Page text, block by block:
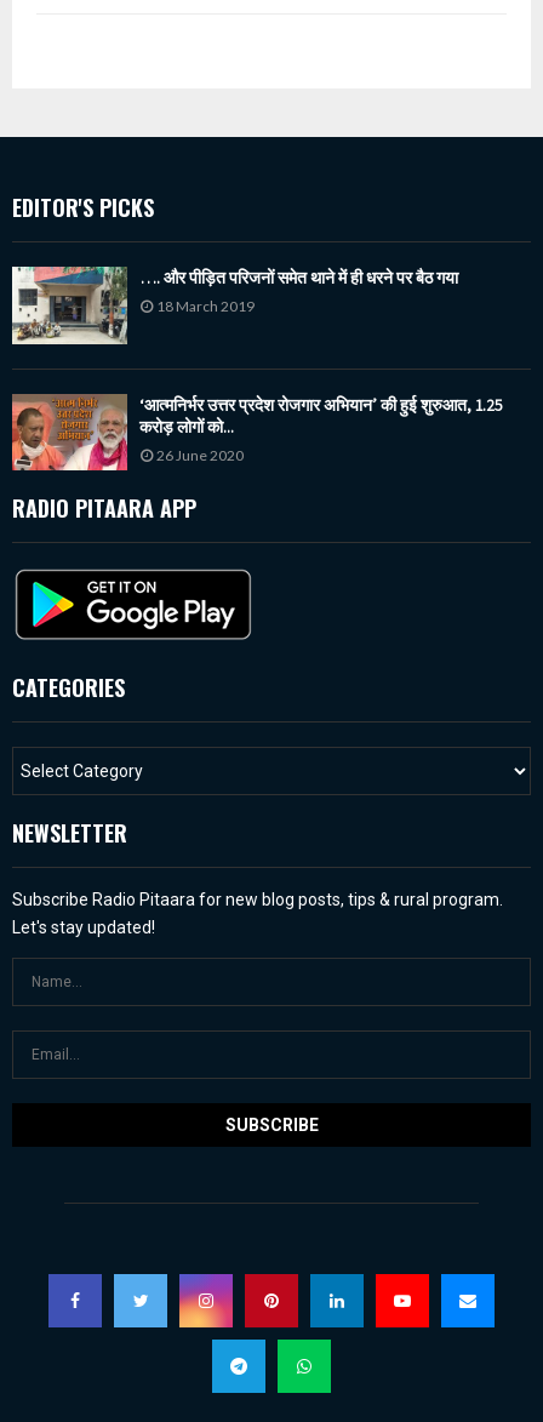
EDITOR'S PICKS
…. और पीड़ित परिजनों समेत थाने में ही धरने पर बैठ गया
18 March 2019
‘आत्मनिर्भर उत्तर प्रदेश रोजगार अभियान’ की हुई शुरुआत, 1.25
करोड़ लोगों को...
26 June 2020
RADIO PITAARA APP
CATEGORIES
NEWSLETTER
Subscribe Radio Pitaara for new blog posts, tips & rural program.
Let's stay updated!